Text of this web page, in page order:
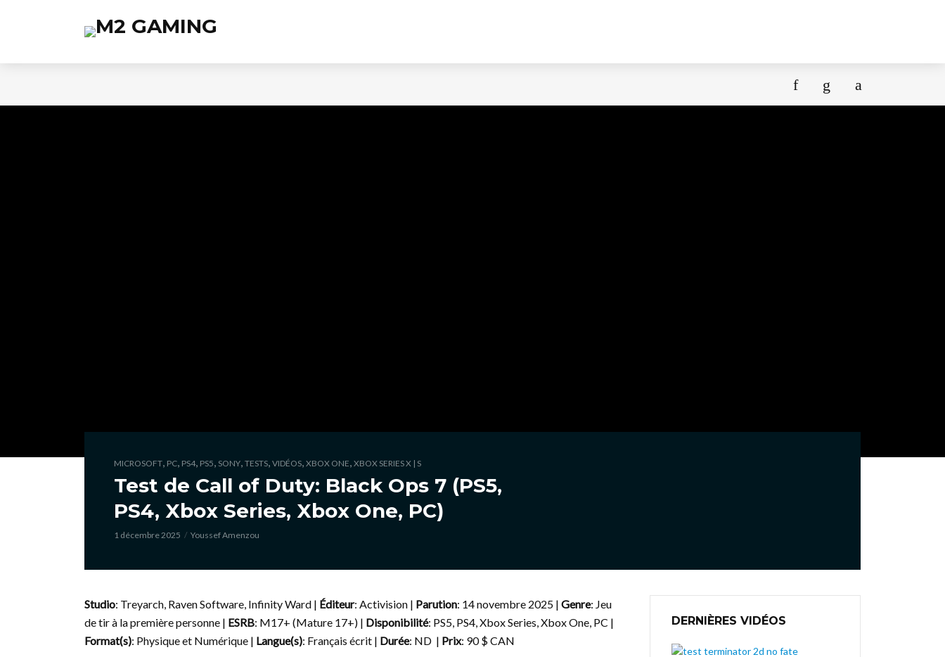
MICROSOFT, PC, PS4, PS5, SONY, TESTS, VIDÉOS, XBOX ONE, XBOX SERIES X | S
Test de Call of Duty: Black Ops 7 (PS5,
PS4, Xbox Series, Xbox One, PC)
1 décembre 2025 Youssef Amenzou
Studio: Treyarch, Raven Software, Infinity Ward | Éditeur: Activision | Parution: 14 novembre 2025 | Genre: Jeu
de tir à la première personne | ESRB: M17+ (Mature 17+) | Disponibilité: PS5, PS4, Xbox Series, Xbox One, PC |
Format(s): Physique et Numérique | Langue(s): Français écrit | Durée: ND | Prix: 90 $ CAN
DERNIÈRES VIDÉOS